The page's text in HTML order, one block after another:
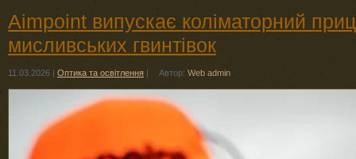
Aimpoint випускає коліматорний
мисливських гвинтівок
11.03.2026 | Оптика та освітлення | Автор: Web admin